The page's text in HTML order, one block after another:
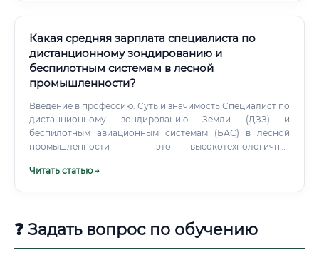
Какая средняя зарплата специалиста по
дистанционному зондированию и
беспилотным системам в лесной
промышленности?
Введение в профессию: Суть и значимость Специалист по
дистанционному зондированию Земли (ДЗЗ) и
беспилотным авиационным системам (БАС) в лесной
промышленности — это высокотехнологичная
аэрофотосъемки и анализа данных. Суть профессии
очередь, беспилотных летательных аппаратов (дронов),
для решения практических задач лесной отрасли.
Читать статью →
❓ Задать вопрос по обучению